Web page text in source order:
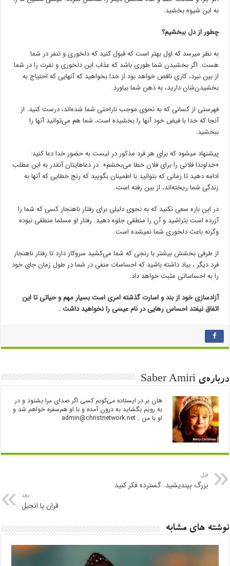
به این شیوه بخشید.
چطور از دل ببخشیم؟
به نظر میرسد که اول بهتر است که قبول کنید که دلخوری و تنفر در شما
هست‌. اگر بخشیدن شما طوری باشد که عذاب این دلخوری و نفرت را در شما
از بین نبرد، کاری ناقص خواهد بود.از خدا بخواهید که آنهایی که احتیاج به
بخشیدن‌شان دارید، به ذهن شما بیاورد.
فهرستی از کسانی که به نحوی موجب ناراحتی شما شده‌اند، درست کنید. از
آنجا که خدا با فیض خود آنها را بخشیده است‌، شما هم می‌توانید آنها را
ببخشید.
پیشنهاد میشود که برای هر فرد مذکور در لیست به حضور خدا دعا کنید:
«خداوندا فلانی را برای فلان خطا می‌بخشم‌». در دعاهایتان آنقدر به این مطلب
ادامه دهید تا زمانی که بتوانید با اطمینان بگویید که رنج خطایی که آنها به
زندگی شما ریخته‌اند، از بین رفته است‌.
در این باره سعی نکنید که به نحوی دلیلی برای رفتار ناهنجار کسی که شما را
آزرده است بتراشید و آن را منطقی جلوه دهید. رفتار او مسلما منطقی نبوده
وگرنه باعث دلخوری شما نمیشده است.
از طرفی بخشش بیشتر با رنجی که شما می‌کشید سروکار دارد تا رفتار ناهنجار
فرد دیگر ، بیاد داشته باشید که احساسات منفی در شما در طول زمان جای خود
را به احساساتی مثبت خواهد داد.
آزادسازی خود از بند و اسارت گذشته امری است بسیار مهم و حیاتی تا این
اتفاق نیفتد احساس رهایی در نام عیسی را نخواهید داشت .
درباره‌ی Saber Amiri
هان بر در ایستاده می‌کوبم کسی اگر صدای مرا بشنود و در
به رویم بگشاید به درون آمده و با او هم‌سفره خواهم شد و
او با من .admin@christnetwork.net
قبل
بزرگ بیندیشید. گسترده فکر کنید
بعد
قران یا انجیل
نوشته های مشابه